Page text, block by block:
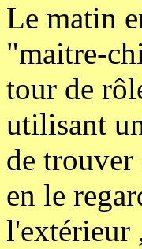
Le matin
"maitre-
tour de
utilisant
de trouver
en le
l'extérieur